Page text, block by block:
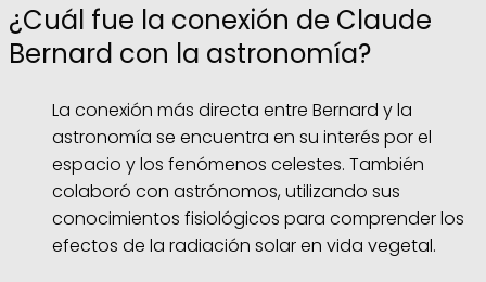
¿Cuál fue la conexión de Claude
Bernard con la astronomía?
La conexión más directa entre Bernard y la
astronomía se encuentra en su interés por el
espacio y los fenómenos celestes. También
colaboró con astrónomos, utilizando sus
conocimientos fisiológicos para comprender los
efectos de la radiación solar en vida vegetal.